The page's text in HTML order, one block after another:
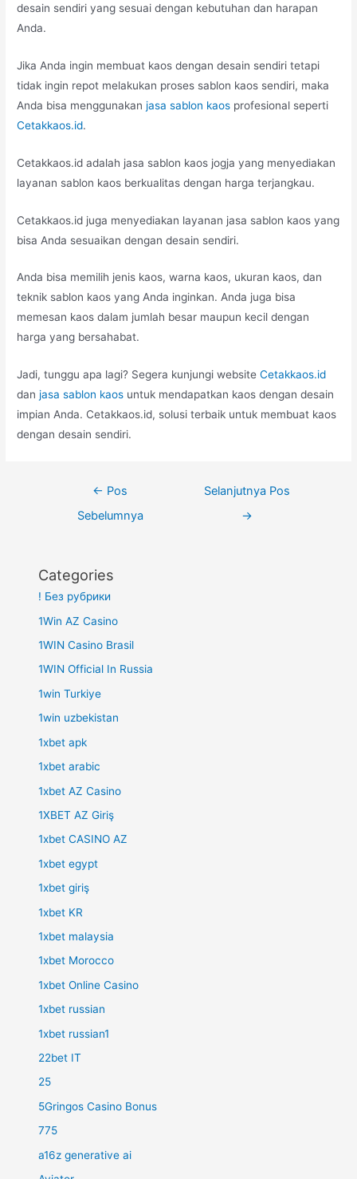
desain sendiri yang sesuai dengan kebutuhan dan harapan
Anda.
Jika Anda ingin membuat kaos dengan desain sendiri tetapi
tidak ingin repot melakukan proses sablon kaos sendiri, maka
Anda bisa menggunakanjasa sablon kaos profesional seperti
Cetakkaos.id.
Cetakkaos.id adalah jasa sablon kaos jogja yang menyediakan
layanan sablon kaos berkualitas dengan harga terjangkau.
Cetakkaos.id juga menyediakan layanan jasa sablon kaos yang
bisa Anda sesuaikan dengan desain sendiri.
Anda bisa memilih jenis kaos, warna kaos, ukuran kaos, dan
teknik sablon kaos yang Anda inginkan. Anda juga bisa
memesan kaos dalam jumlah besar maupun kecil dengan
harga yang bersahabat.
Jadi, tunggu apa lagi? Segera kunjungi websiteCetakkaos.id
danjasa sablon kaos untuk mendapatkan kaos dengan desain
impian Anda. Cetakkaos.id, solusi terbaik untuk membuat kaos
dengan desain sendiri.
← Pos
Sebelumnya
Selanjutnya Pos
→
Categories
! Без рубрики
1Win AZ Casino
1WIN Casino Brasil
1WIN Official In Russia
1win Turkiye
1win uzbekistan
1xbet apk
1xbet arabic
1xbet AZ Casino
1XBET AZ Giriş
1xbet CASINO AZ
1xbet egypt
1xbet giriş
1xbet KR
1xbet malaysia
1xbet Morocco
1xbet Online Casino
1xbet russian
1xbet russian1
22bet IT
25
5Gringos Casino Bonus
775
a16z generative ai